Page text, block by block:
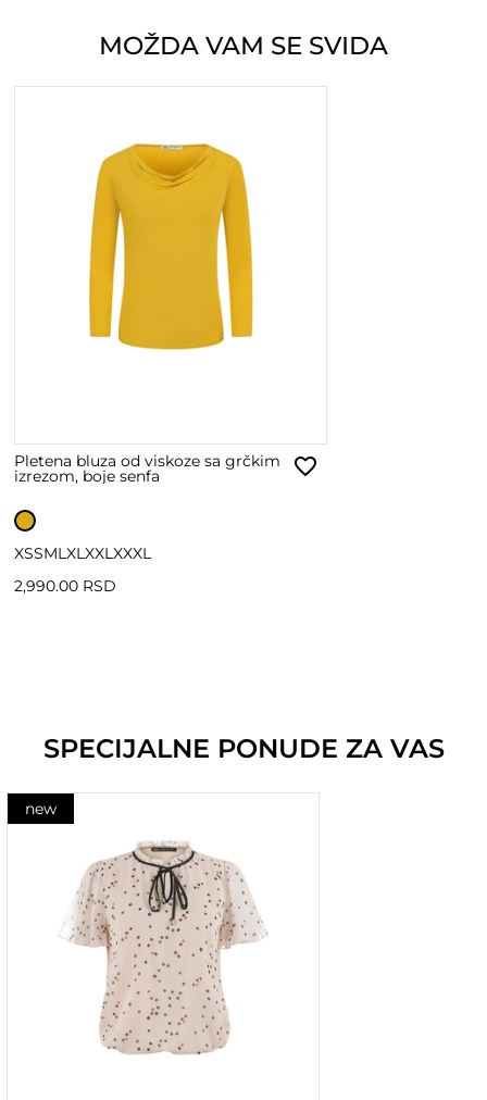
MOŽDA VAM SE SVIDA
Pletena bluza od viskoze sa grčkim
izrezom, boje senfa
XSSML XL XXL XXXL
2,990.00 RSD
SPECIJALNE PONUDE ZA VAS
new